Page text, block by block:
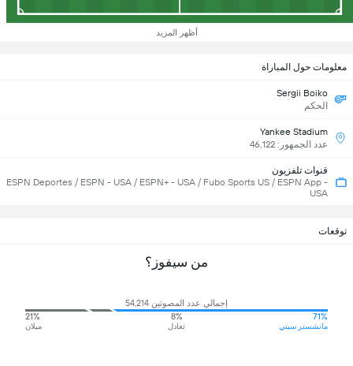
أظهر المزيد
معلومات حول المباراة
Sergii Boiko
الحكم
Yankee Stadium
عدد الجمهور: 46,122
قنوات تلفزيون
ESPN Deportes / ESPN - USA / ESPN+ - USA / Fubo Sports US / ESPN App -
USA
توقعات
من سيفوز؟
إجمالي عدد المصوتين 54,214
71%
مانشستر سيتي
8%
تعادل
21%
ميلان